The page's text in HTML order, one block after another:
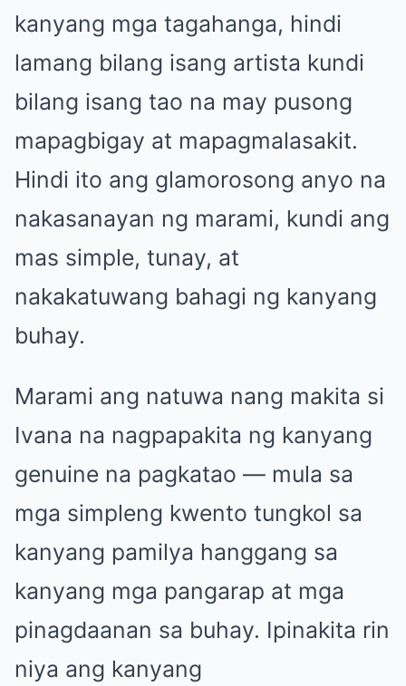
kanyang mga tagahanga, hindi
lamang bilang isang artista kundi
bilang isang tao na may pusong
mapagbigay at mapagmalasakit.
Hindi ito ang glamorosong anyo na
nakasanayan ng marami, kundi ang
mas simple, tunay, at
nakakatuwang bahagi ng kanyang
buhay.
Marami ang natuwa nang makita si
Ivana na nagpapakita ng kanyang
genuine na pagkatao — mula sa
mga simpleng kwento tungkol sa
kanyang pamilya hanggang sa
kanyang mga pangarap at mga
pinagdaanan sa buhay. Ipinakita rin
niya ang kanyang